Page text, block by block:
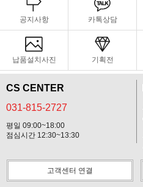
공지사항 카톡상담
납품설치사진 기획전
CS CENTER
031-815-2727
평일 09:00~18:00
점심시간 12:30~13:30
고객센터 연결